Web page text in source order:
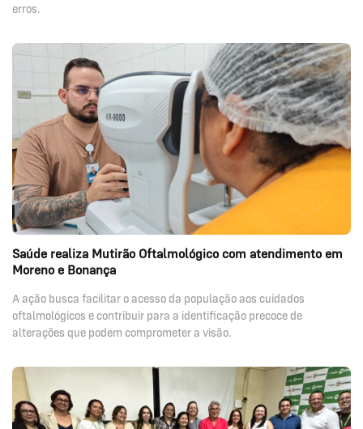
erros.
Saúde realiza Mutirão Oftalmológico com atendimento em
Moreno e Bonança
A ação busca facilitar o acesso da população aos cuidados
oftalmológicos e contribuir para a identificação precoce de
alterações que podem comprometer a visão.